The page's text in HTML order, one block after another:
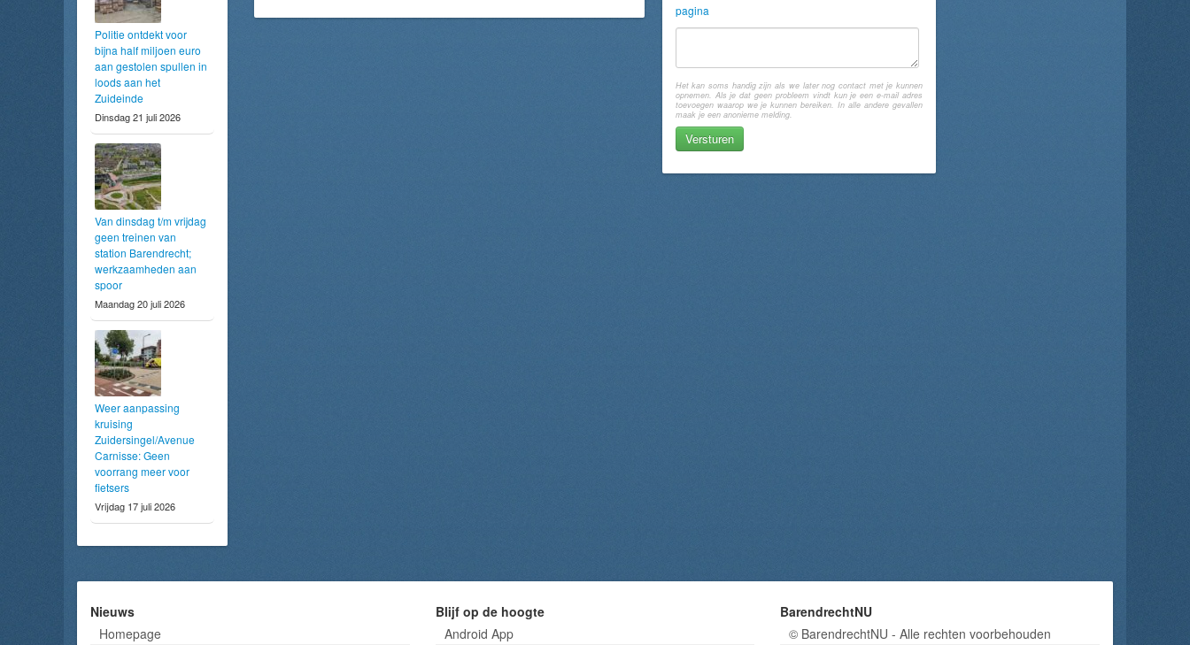
Politie ontdekt voor
bijna half miljoen euro
aan gestolen spullen in
loods aan het
Zuideinde
Dinsdag 21 juli 2026
Van dinsdag t/m vrijdag
geen treinen van
station Barendrecht;
werkzaamheden aan
spoor
Maandag 20 juli 2026
Weer aanpassing
kruising
Zuidersingel/Avenue
Carnisse: Geen
voorrang meer voor
fietsers
Vrijdag 17 juli 2026
pagina
Het kan soms handig zijn als we later nog contact met je kunnen
opnemen. Als je dat geen probleem vindt kun je een e-mail adres
toevoegen waarop we je kunnen bereiken. In alle andere gevallen
maak je een anonieme melding.
Nieuws
Homepage
Blijf op de hoogte
Android App
BarendrechtNU
© BarendrechtNU - Alle rechten voorbehouden